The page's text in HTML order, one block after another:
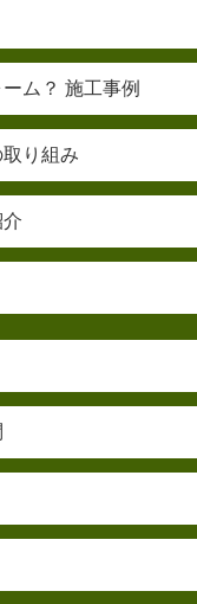
ム？ 施工事例
り組み